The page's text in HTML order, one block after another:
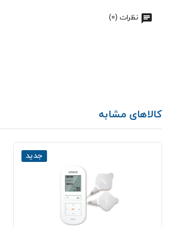
نظرات (0)
کالاهای مشابه
جدید